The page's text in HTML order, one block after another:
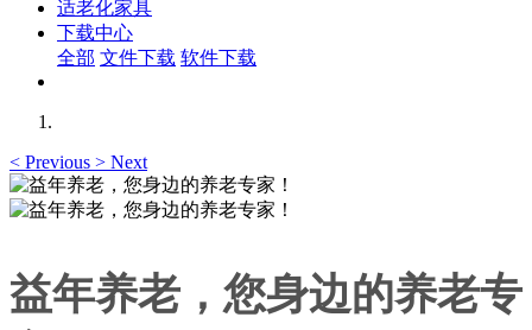
适老化家具
下载中心
全部 文件下载 软件下载
< Previous > Next
益年养老，您身边的养老专